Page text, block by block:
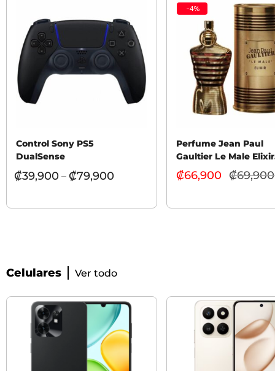
Control Sony PS5
DualSense
₡39,900 – ₡79,900
-4%
Perfume Jean Paul
Gaultier Le Male Elixir
Hombre 100ml
₡66,900 ₡69,900
Celulares Ver todo